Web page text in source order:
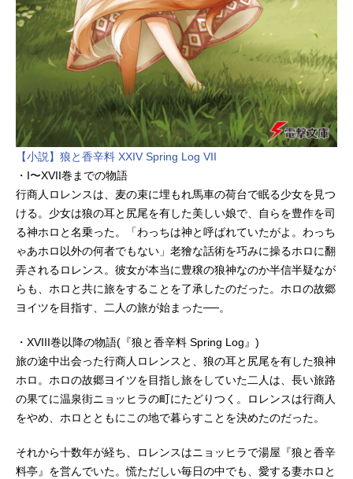
【小説】狼と香辛料 XXIV Spring Log VII
・I〜XVII巻までの物語
行商人ロレンスは、⻨の束に埋もれ馬車の荷台で眠る少女を見つ
ける。少女は狼の耳と尻尾を有した美しい娘で、自らを豊作を司
る神ホロと名乗った。「わっちは神と呼ばれていたがよ。わっち
ゃあホロ以外の何者でもない」老獪な話術を巧みに操るホロに翻
弄されるロレンス。彼女が本当に豊穣の狼神なのか半信半疑なが
らも、ホロと共に旅をすることを了承したのだった。ホロの故郷
ヨイツを目指す、二人の旅が始まった──。
・XVIII巻以降の物語(『狼と香辛料 Spring Log』)
旅の途中出会った行商人ロレンスと、狼の耳と尻尾を有した狼神
ホロ。ホロの故郷ヨイツを目指し旅をしていた二人は、⻑い旅路
の果てに温泉街ニョッヒラの町にたどりつく。ロレンスは行商人
をやめ、ホロとともにこの地で暮らすことを決めたのだった。
それから十数年が経ち、ロレンスはニョッヒラで湯屋『狼と香辛
料亭』を営んでいた。慌ただしい毎日の中でも、愛する妻ホロと